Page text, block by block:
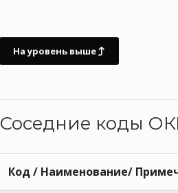
На уровень выше
Соседние коды
Код / Наименование/